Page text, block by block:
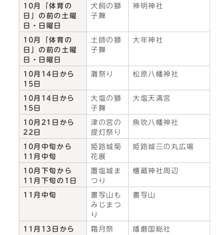
10月「体育の
日」の前の土曜
日・日曜日
犬飼の獅
子舞
神明神社
10月「体育の
日」の前の土曜
日・日曜日
土師の獅
子舞
大年神社
10月14日から
15日
灘祭り 松原八幡神社
10月14日から
15日
大塩の獅
子舞
大塩天満宮
10月21日から
22日
津の宮の
提灯祭り
魚吹八幡神社
10月中旬から
11月中旬
姫路城菊
花展
姫路城三の丸広場
10月下旬から
11月下旬の1日
置塩城ま
つり
櫃蔵神社周辺
11月中旬
書写山も
みじまつ
り
書写山
11月13日から
霜月祭
播磨国総社